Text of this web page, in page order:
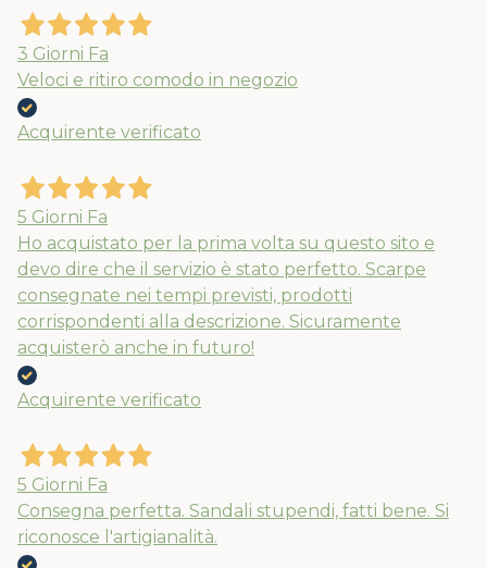
3 Giorni Fa
Veloci e ritiro comodo in negozio
Acquirente verificato
5 Giorni Fa
Ho acquistato per la prima volta su questo sito e
devo dire che il servizio è stato perfetto. Scarpe
consegnate nei tempi previsti, prodotti
corrispondenti alla descrizione. Sicuramente
acquisterò anche in futuro!
Acquirente verificato
5 Giorni Fa
Consegna perfetta. Sandali stupendi, fatti bene. Si
riconosce l'artigianalità.